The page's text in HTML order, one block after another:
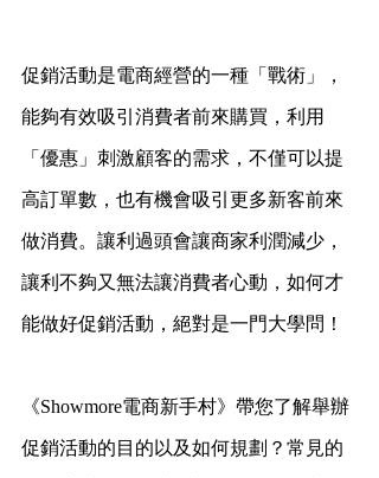
促銷活動是電商經營的一種「戰術」，
能夠有效吸引消費者前來購買，利用
「優惠」刺激顧客的需求，不僅可以提
高訂單數，也有機會吸引更多新客前來
做消費。讓利過頭會讓商家利潤減少，
讓利不夠又無法讓消費者心動，如何才
能做好促銷活動，絕對是一門大學問！
《Showmore電商新手村》帶您了解舉辦
促銷活動的目的以及如何規劃？常見的